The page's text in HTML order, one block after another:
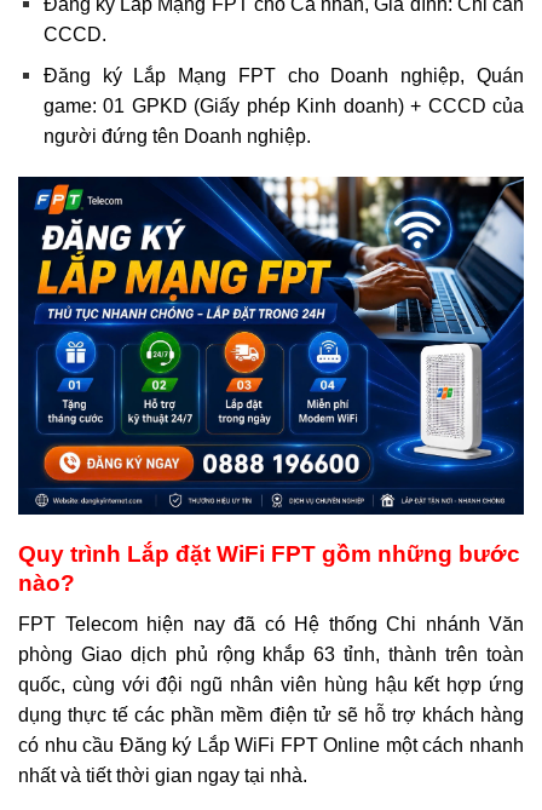
CCCD.
Đăng ký Lắp Mạng FPT cho Doanh nghiệp, Quán
game: 01 GPKD (Giấy phép Kinh doanh) + CCCD của
người đứng tên Doanh nghiệp.
Quy trình Lắp đặt WiFi FPT gồm những bước
nào?
FPT Telecom hiện nay đã có Hệ thống Chi nhánh Văn
phòng Giao dịch phủ rộng khắp 63 tỉnh, thành trên toàn
quốc, cùng với đội ngũ nhân viên hùng hậu kết hợp ứng
dụng thực tế các phần mềm điện tử sẽ hỗ trợ khách hàng
có nhu cầu Đăng ký Lắp WiFi FPT Online một cách nhanh
nhất và tiết thời gian ngay tại nhà.